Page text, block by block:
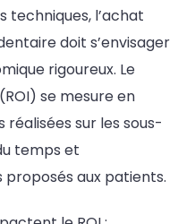
l’achat
doit s’envisager
rigoureux. Le
se mesure en
sur les sous-
temps et
proposés aux patients.